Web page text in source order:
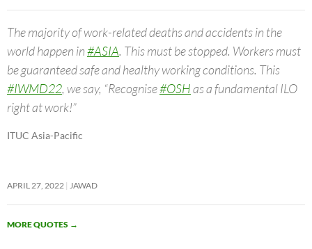
The majority of work-related deaths and accidents in the
world happen in#ASIA. This must be stopped. Workers must
be guaranteed safe and healthy working conditions. This
#IWMD22, we say, “Recognise#OSHas a fundamental ILO
right at work!”
ITUC Asia-Pacific
APRIL 27, 2022 JAWAD
MORE QUOTES →